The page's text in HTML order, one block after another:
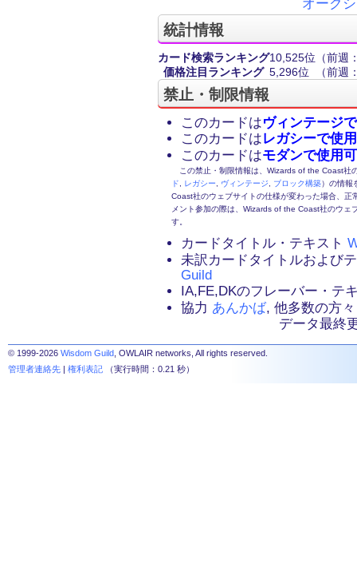
オーク
統計情報
カード検索ランキング10,525位 （前週
価格注目ランキング 5,296位 （前週
禁止・制限情報
このカードはヴィンテージ
このカードはレガシーで使
このカードはモダンで使用
この禁止・制限情報は、Wizards of the Coast社
ド
レガシー ヴィンテージ ブロック構築）の情報
Coast社のウェブサイトの仕様が変わった場合、
メント参加の際は、Wizards of the Coast社のウェ
す。
カードタイトル・テキスト
未訳カードタイトルおよび
Guild
IA,FE,DKのフレーバー・テ
協力 あんかば, 他多数の方々
データ最終
© 1999-2026 Wisdom Guild , OWLAIR networks, All rights reserved.
管理者連絡先 | 権利表記 （実行時間：0.21 秒）